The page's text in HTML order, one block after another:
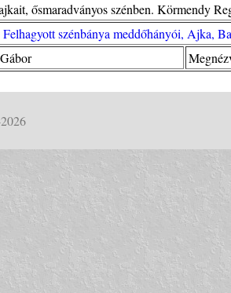
ősmaradványos szénben. Körmendy
Felhagyott szénbánya meddőhányói, Ajka,